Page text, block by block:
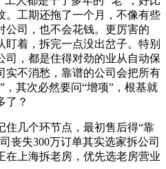
。工期还拖了一个月，不像有些
公司，也不会花钱。更厉害的
盯着，拆完一点没出岔子。特别
司，都是住得对劲的业从自动保
实不消愁，靠谱的公司会把所有
，其次必然要问“增项”，根基就
了？
几个环节点，最初售后得“靠
丧失300万订单其实选家拆公司
在上海拆老房，优先选老房营业